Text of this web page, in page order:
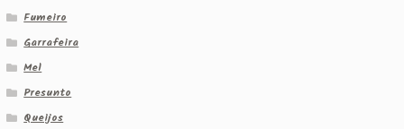
Fumeiro
Garrafeira
Mel
Presunto
Queijos